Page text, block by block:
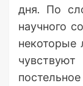
дня. По
научного
некоторые